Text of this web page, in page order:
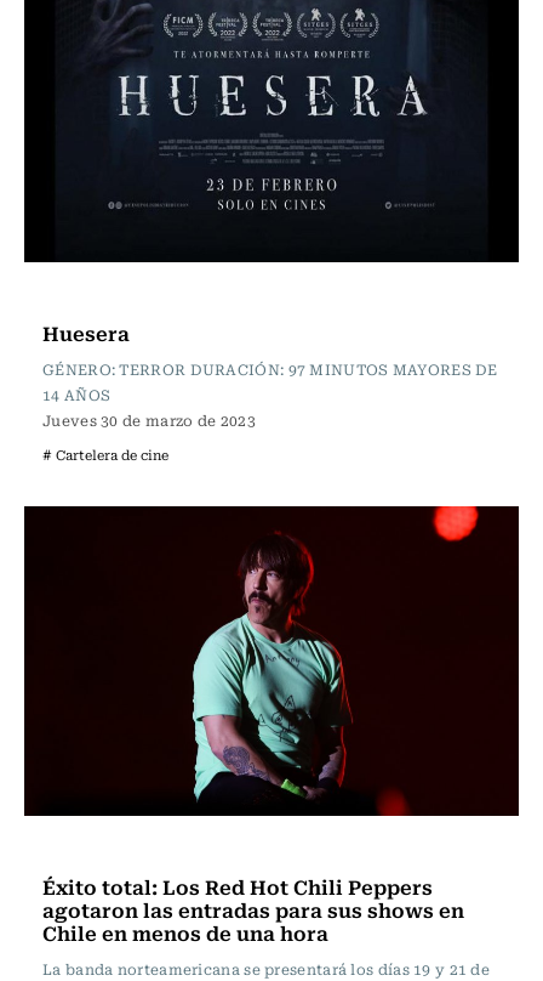
Huesera
GÉNERO: TERROR DURACIÓN: 97 MINUTOS MAYORES DE
14 AÑOS
Jueves 30 de marzo de 2023
# Cartelera de cine
Éxito total: Los Red Hot Chili Peppers
agotaron las entradas para sus shows en
Chile en menos de una hora
La banda norteamericana se presentará los días 19 y 21 de